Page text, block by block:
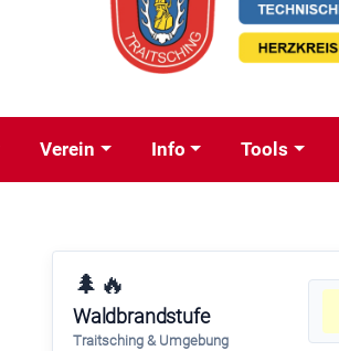
Verein Info Tools
🌲🔥
Waldbrandstufe
Traitsching & Umgebung